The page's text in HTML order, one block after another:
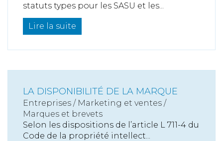
statuts types pour les SASU et les...
Lire la suite
LA DISPONIBILITÉ DE LA MARQUE
Entreprises / Marketing et ventes /
Marques et brevets
Selon les dispositions de l’article L 711-4 du
Code de la propriété intellect...